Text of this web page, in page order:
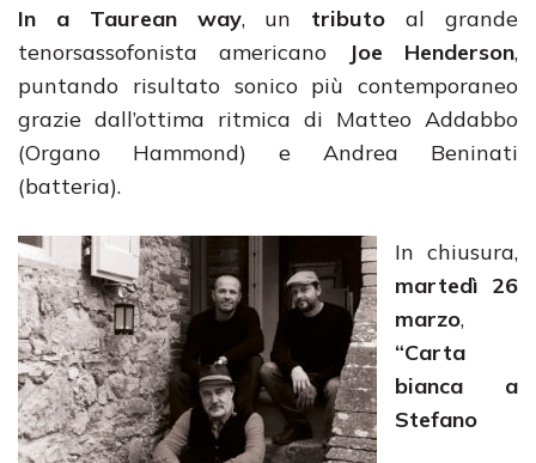
In a Taurean way, un tributo al grande
tenorsassofonista americano
Joe Henderson,
puntando risultato sonico più contemporaneo
grazie dall’ottima ritmica di Matteo Addabbo
(Organo Hammond) e Andrea Beninati
(batteria).
In chiusura,
martedì 26
marzo,
“Carta
bianca a
Stefano